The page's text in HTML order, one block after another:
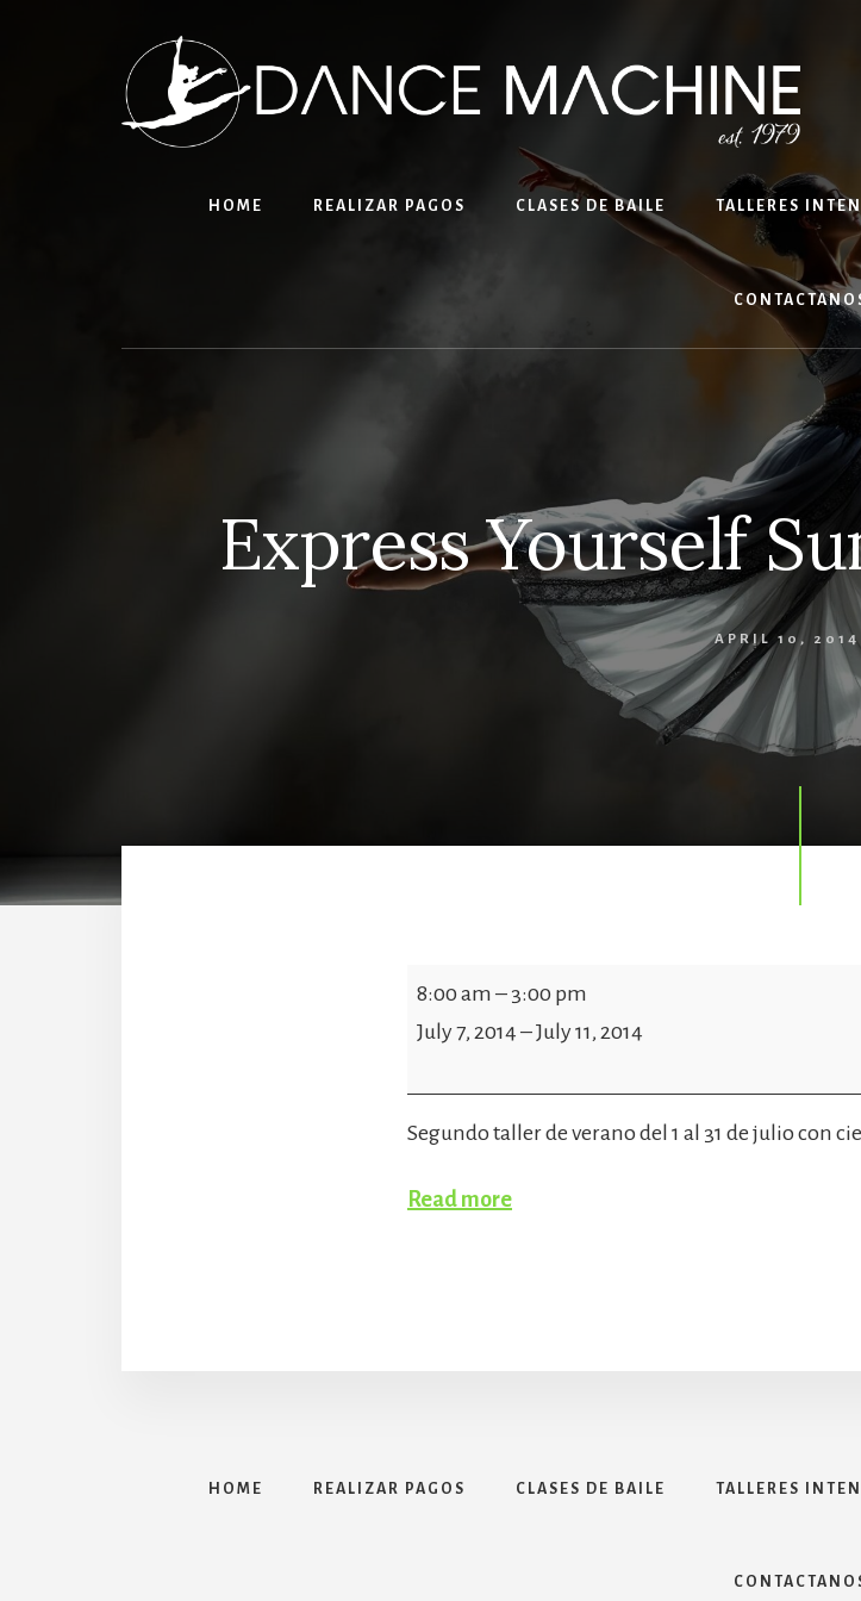
HOME REALIZAR PAGOS CLASES DE BAILE TALLERES
Express Yourself
APRIL 10, 2014
Express
Yourself
Workshop
8:00 am – 3:00 pm
July 7, 2014 –July 11, 2014
Segundo taller de verano del 1 al 31 de julio con
Read more
HOME REALIZAR PAGOS CLASES DE BAILE TALLERES